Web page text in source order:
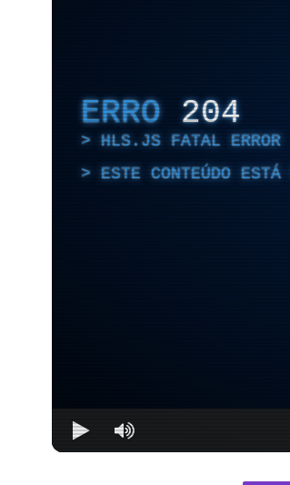
ERRO 204
HLS.JS FATAL ERROR
ESTE CONTEÚDO